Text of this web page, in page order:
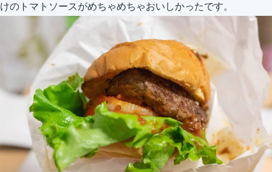
けのトマトソースがめちゃめちゃおいしかったです。